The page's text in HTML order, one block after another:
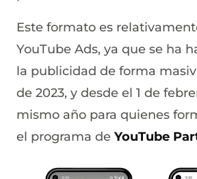
Este formato es
YouTube Ads, ya que se ha
la publicidad de forma
de 2023, y desde el 1 de
mismo año para quienes
el programa de YouTube